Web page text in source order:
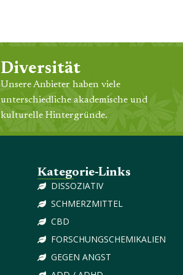
Diversität
Unsere Anbieter haben viele
unterschiedliche akademische und
kulturelle Hintergründe.
Kategorie-Links
DISSOZIATIV
SCHMERZMITTEL
CBD
FORSCHUNGSCHEMIKALIEN
GEGEN ANGST